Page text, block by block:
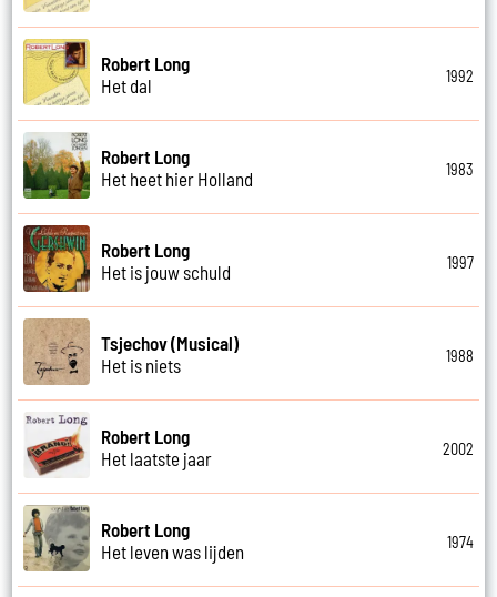
Robert Long
Het dal
1992
Robert Long
Het heet hier Holland
1983
Robert Long
Het is jouw schuld
1997
Tsjechov (Musical)
Het is niets
1988
Robert Long
Het laatste jaar
2002
Robert Long
Het leven was lijden
1974